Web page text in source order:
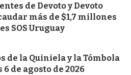
de Devoto y Devoto
más de $1,7 millones
SOS Uruguay
de la Quiniela y la Tómbola
de agosto de 2026